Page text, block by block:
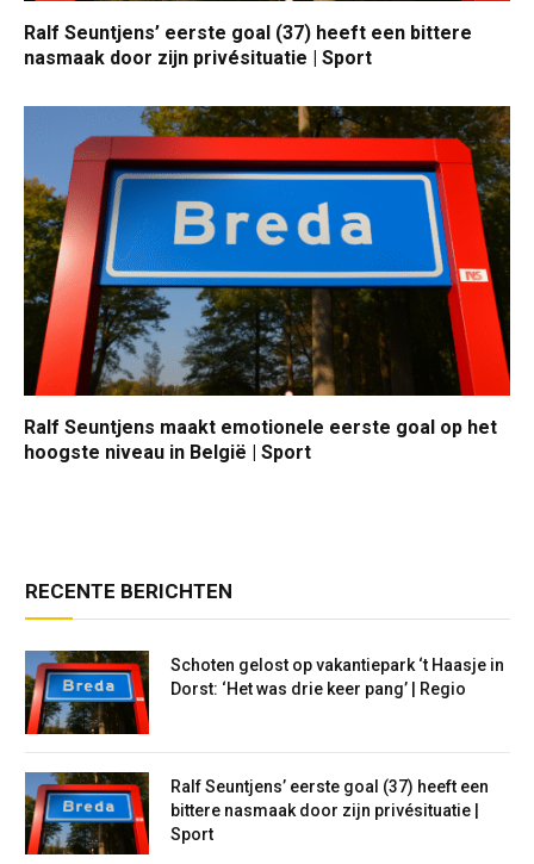
Ralf Seuntjens’ eerste goal (37) heeft een bittere
nasmaak door zijn privésituatie | Sport
Ralf Seuntjens maakt emotionele eerste goal op het
hoogste niveau in België | Sport
RECENTE BERICHTEN
Schoten gelost op vakantiepark ‘t Haasje in
Dorst: ‘Het was drie keer pang’ | Regio
Ralf Seuntjens’ eerste goal (37) heeft een
bittere nasmaak door zijn privésituatie |
Sport